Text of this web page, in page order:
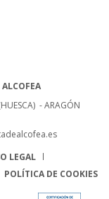
- ARAGÓN
LEGAL
POLÍTICA DE COOKIES